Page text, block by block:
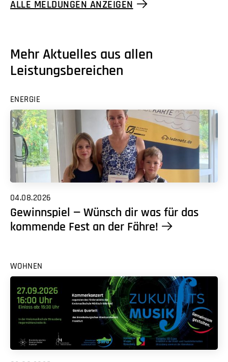
ALLE MELDUNGEN ANZEIGEN
Mehr Aktuelles aus allen
Leistungsbereichen
ENERGIE
04.08.2026
Gewinnspiel — Wünsch dir was für das
kommende Fest an der Fähre!
WOHNEN